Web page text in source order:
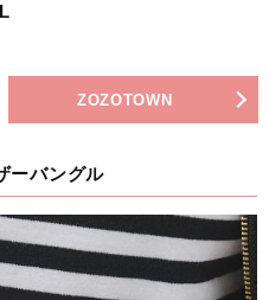
ZOZOTOWN
ーバングル